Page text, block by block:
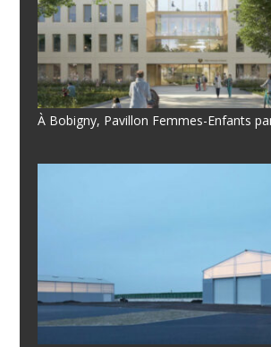
À Bobigny, Pavillon Femmes-Enfants